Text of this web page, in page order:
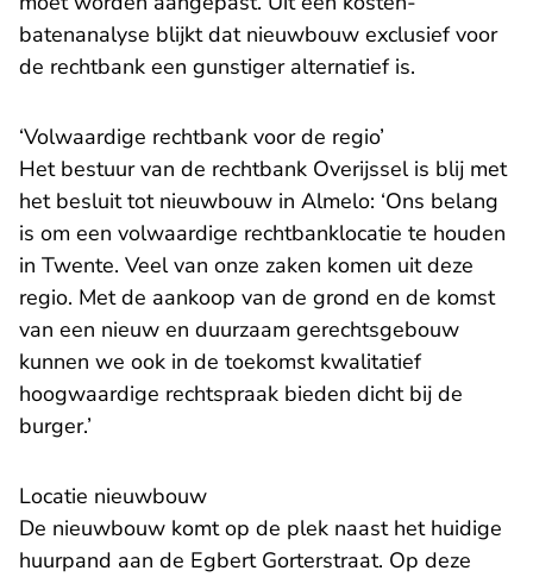
batenanalyse blijkt dat nieuwbouw exclusief voor
de rechtbank een gunstiger alternatief is.
‘Volwaardige rechtbank voor de regio’
Het bestuur van de rechtbank Overijssel is blij met
het besluit tot nieuwbouw in Almelo: ‘Ons belang
is om een volwaardige rechtbanklocatie te houden
in Twente. Veel van onze zaken komen uit deze
regio. Met de aankoop van de grond en de komst
van een nieuw en duurzaam gerechtsgebouw
kunnen we ook in de toekomst kwalitatief
hoogwaardige rechtspraak bieden dicht bij de
burger.’
Locatie nieuwbouw
De nieuwbouw komt op de plek naast het huidige
huurpand aan de Egbert Gorterstraat. Op deze